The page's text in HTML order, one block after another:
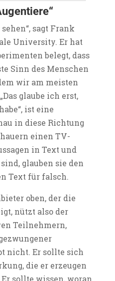
sagt Frank
University. Er hat
belegt, dass
Sinn des Menschen
wir am meisten
glaube ich erst,
ist eine
in diese Richtung
einen TV-
in Text und
glauben sie den
Text für falsch.
oben, der die
nützt also der
Teilnehmern,
nicht. Er sollte sich
die er erzeugen